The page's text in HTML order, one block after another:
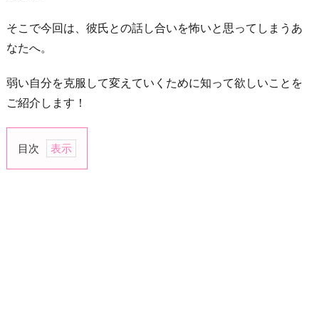
そこで今回は、彼氏との話し合いを怖いと思ってしまうあ
なたへ。
弱い自分を克服して変えていくために知って欲しいことを
ご紹介します！
目次
1.